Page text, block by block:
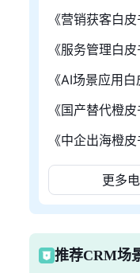
《营销获客白皮
《服务管理白皮
《AI场景应用白
《国产替代橙皮
《中企出海橙皮
更多
推荐CRM场